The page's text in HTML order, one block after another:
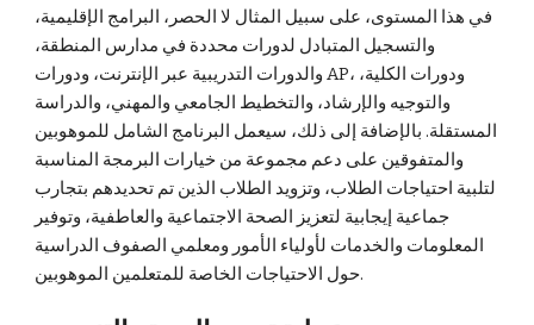
في هذا المستوى، على سبيل المثال لا الحصر، البرامج الإقليمية،
والتسجيل المتبادل لدورات محددة في مدارس المنطقة،
والدورات التدريبية عبر الإنترنت، ودورات AP، ودورات الكلية،
والتوجيه والإرشاد، والتخطيط الجامعي والمهني، والدراسة
المستقلة. بالإضافة إلى ذلك، سيعمل البرنامج الشامل للموهوبين
والمتفوقين على دعم مجموعة من خيارات البرمجة المناسبة
لتلبية احتياجات الطلاب، وتزويد الطلاب الذين تم تحديدهم بتجارب
جماعية إيجابية لتعزيز الصحة الاجتماعية والعاطفية، وتوفير
المعلومات والخدمات لأولياء الأمور ومعلمي الصفوف الدراسية
حول الاحتياجات الخاصة للمتعلمين الموهوبين.